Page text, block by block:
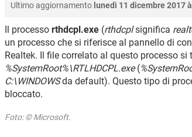
Ultimo aggiornamento lunedì 11 dicembre 2017
Il processo rthdcpl.exe (rthdcplsignifica
un processo che si riferisce al pannello di
Realtek. Il file correlato al questo processo
%SystemRoot%\RTLHDCPL.exe(
C:\WINDOWSda default). Questo tipo di
bloccato.
Foto: © Microsoft.